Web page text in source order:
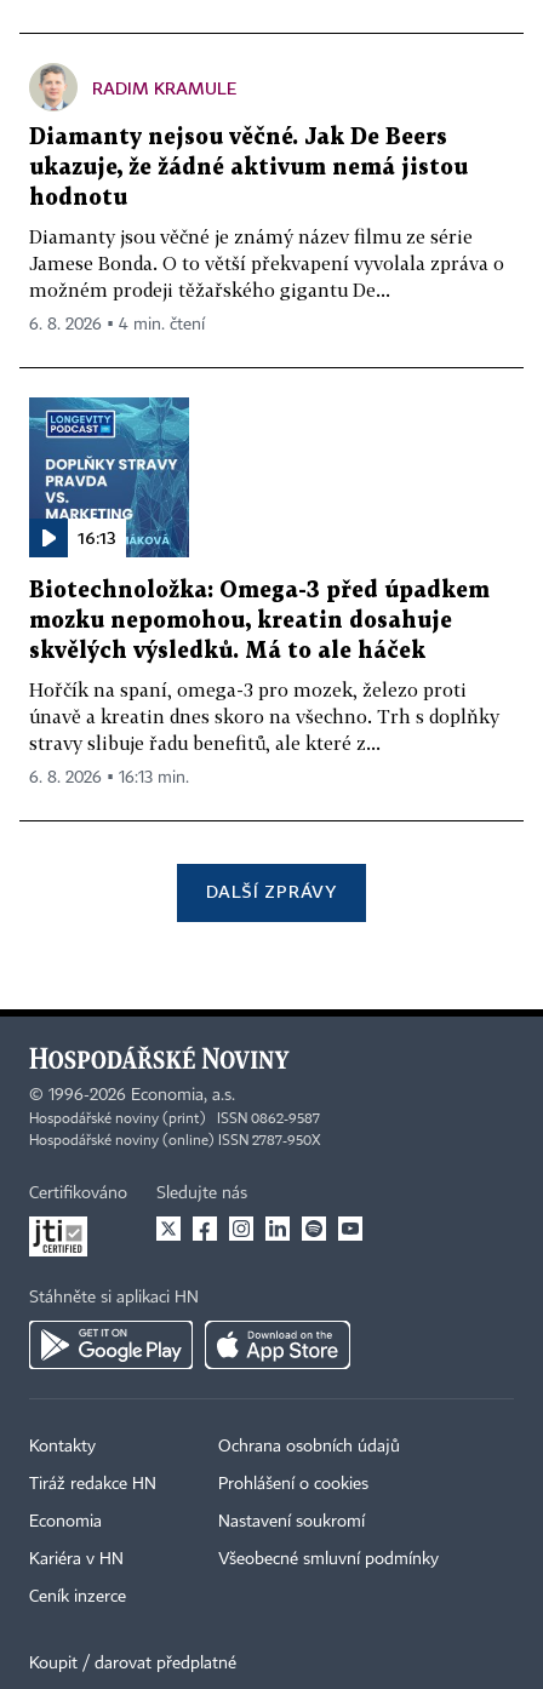
RADIM KRAMULE
Diamanty nejsou věčné. Jak De Beers
ukazuje, že žádné aktivum nemá jistou
hodnotu
Diamanty jsou věčné je známý název filmu ze série
Jamese Bonda. O to větší překvapení vyvolala zpráva o
možném prodeji těžařského gigantu De...
6. 8. 2026 ▪ 4 min. čtení
16:13
Biotechnoložka: Omega-3 před úpadkem
mozku nepomohou, kreatin dosahuje
skvělých výsledků. Má to ale háček
Hořčík na spaní, omega-3 pro mozek, železo proti
únavě a kreatin dnes skoro na všechno. Trh s doplňky
stravy slibuje řadu benefitů, ale které z...
6. 8. 2026 ▪ 16:13 min.
DALŠÍ ZPRÁVY
© 1996-2026 Economia, a.s.
Hospodářské noviny (print) ISSN 0862-9587
Hospodářské noviny (online) ISSN 2787-950X
Certifikováno Sledujte nás
Stáhněte si aplikaci HN
Kontakty
Tiráž redakce HN
Economia
Kariéra v HN
Ceník inzerce
Ochrana osobních údajů
Prohlášení o cookies
Nastavení soukromí
Všeobecné smluvní podmínky
Koupit / darovat předplatné